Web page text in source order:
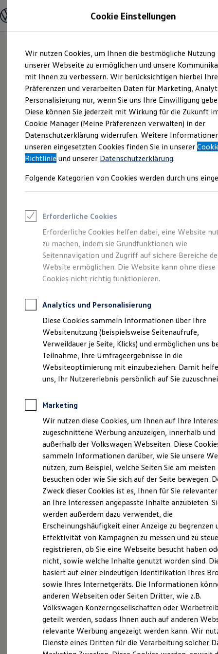
Hauptinhalt
springen
Footer
springen
Modelle und Konfigurator
Modelle vergleichen
Elektroautos
ENERGY Sondermodelle
Nutzfahrzeuge
SUV und CUV
Familienautos
Kombis
Kompaktwagen
Sportwagen
Schnell verfügbare Fahrzeuge
Angebote und Produkte
Aktuelle Angebote
E-Auto-Förderung
Volkswagen Marktplatz
Junge Gebrauchtwagen und Gebrauchtwagen
Saisonangebote
Leasing
Leasing-Angebote
Gebrauchtwagen Leasing
Junge Gebrauchtwagen-Leasing
Elektroauto Leasing
Kleinwagen-Leasing
Leasing ohne Anzahlung
Autokredit mit Schlussrate
Versicherungen und Garantien
Kfz-Versicherung
Restschuldversicherungen
Garantien
Wartungsverträge
Geschäftskunden
Professional Class bei Volkswagen
Großkunden
Behörden
Anpfiff zum Gewinn
Elektroautos
ID. Tutorials
Elektrofahrzeugkonzepte
Reichweite
Reichweite der ID. Modelle
Reichweite im Winter
Laden
Laden unterwegs
Laden Zuhause
Ladezeitensimulator
Batterie
Sicherheit
Garantie und Lebensdauer
Nachhaltigkeit
Technologie
Kosten und Kauf
Verbrauchskosten
Kaufoptionen
E-Auto-Förderung
Software und Konnektivität
Die ID. Software 6
ID. Software Versionen und Updates
Digitale Extras
Schnittstellen zu Ihrem ID.
Starte jetzt deine
Karriere mit dem
#TeamTiemeyer
Impressum & Rechtliches)
Deine Karriere:
Werde Teil der
Tiemeyer Gruppe.
Entdecken Sie die Tiemeyer Gruppe als einen
attraktiven Arbeitgeber in der Automobilbranche.
Als kompetenter Ansprechpartner für die Marken
Volkswagen, Audi, SEAT, CUPRA, SKODA und
VolkswagenNutzfahrzeuge bietet Ihnen das
inhabergeführte Unternehmen ein breites
Spektrum an Einstiegs- und
Entwicklungsmöglichkeiten.
Sie haben das Herz im Ruhrgebiet, können in
einem Familienunternehmen mit starken
Teamleistungen überzeugen und sind bereit, das
Tiemeyer Team zu verstärken? – Mehr als 1.800
Kollegen und Kolleginnen freuen sich auf Sie!
Cookie Einstellungen
Wir nutzen Cookies, um Ihnen die bestmögliche Nutzung
unserer Webseite zu ermöglichen und unsere
mit Ihnen zu verbessern. Wir berücksichtigen hierbei Ihre
Präferenzen und verarbeiten Daten für Marketing,
Personalisierung nur, wenn Sie uns Ihre Einwilligung
Diese können Sie jederzeit mit Wirkung für die Zukunft
Cookie Manager (Meine Präferenzen verwalten) in der
Datenschutzerklärung widerrufen. Weitere
unseren eingesetzten Cookies finden Sie in unserer
Richtlinie und unserer Datenschutzerklärung.
Folgende Kategorien von Cookies werden durch uns
Erforderliche Cookies
Erforderliche Cookies helfen dabei, eine Website
zu machen, indem sie Grundfunktionen wie
Seitennavigation und Zugriff auf sichere Bereiche
Website ermöglichen. Die Website kann ohne diese
Cookies nicht richtig funktionieren.
Analytics und Personalisierung
Diese Cookies sammeln Informationen über Ihre
Websitenutzung (beispielsweise Seitenaufrufe,
Verweildauer je Seite, Klicks) und ermöglichen uns
Teilnahme, Ihre Umfrageergebnisse in die
Websiteoptimierung mit einzubeziehen. Damit
uns, Ihr Nutzererlebnis persönlich auf Sie
Marketing
Wir nutzen diese Cookies, um Ihnen auf Ihre
zugeschnittene Werbung anzuzeigen, innerhalb und
außerhalb der Volkswagen Webseiten. Diese
sammeln Informationen darüber, wie Sie unsere
nutzen, zum Beispiel, welche Seiten Sie am meisten
besuchen oder wie Sie sich auf der Seite bewegen.
Zweck dieser Cookies ist es, Ihnen für Sie
an Ihre Interessen angepasste Inhalte anzubieten.
werden außerdem dazu verwendet, die
Erscheinungshäufigkeit einer Anzeige zu begrenzen
Effektivität von Kampagnen zu messen und zu
registrieren, ob Sie eine Webseite besucht haben
nicht, sowie welche Inhalte genutzt worden sind.
basiert auf einer eindeutigen Identifikation Ihres
sowie Ihres Internetgeräts. Die Informationen
anderen Webseiten oder Seiten Dritter, wie z.B.
Volkswagen Konzerngesellschaften oder
geteilt werden, sodass Ihnen auch auf anderen
relevante Werbung angezeigt werden kann. Wir
Dienste eines Dritten für die Verarbeitung solcher